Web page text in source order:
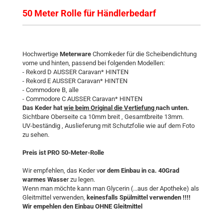
50 Meter Rolle für Händlerbedarf
Hochwertige Meterware Chomkeder für die Scheibendichtung
vorne und hinten, passend bei folgenden Modellen:
- Rekord D AUSSER Caravan* HINTEN
- Rekord E AUSSER Caravan* HINTEN
- Commodore B, alle
- Commodore C AUSSER Caravan* HINTEN
Das Keder hatwie beim Original die Vertiefung nach unten.
Sichtbare Oberseite ca 10mm breit , Gesamtbreite 13mm.
UV-beständig , Auslieferung mit Schutzfolie wie auf dem Foto
zu sehen.
Preis ist PRO 50-Meter-Rolle
Wir empfehlen, das Keder vor dem Einbau in ca. 40Grad
warmes Wasser zu legen.
Wenn man möchte kann man Glycerin (...aus der Apotheke) als
Gleitmittel verwenden, keinesfalls Spülmittel verwenden !!!!
Wir empehlen den Einbau OHNE Gleitmittel